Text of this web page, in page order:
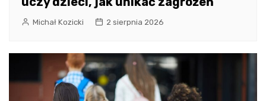
Michał Kozicki 2 sierpnia 2026